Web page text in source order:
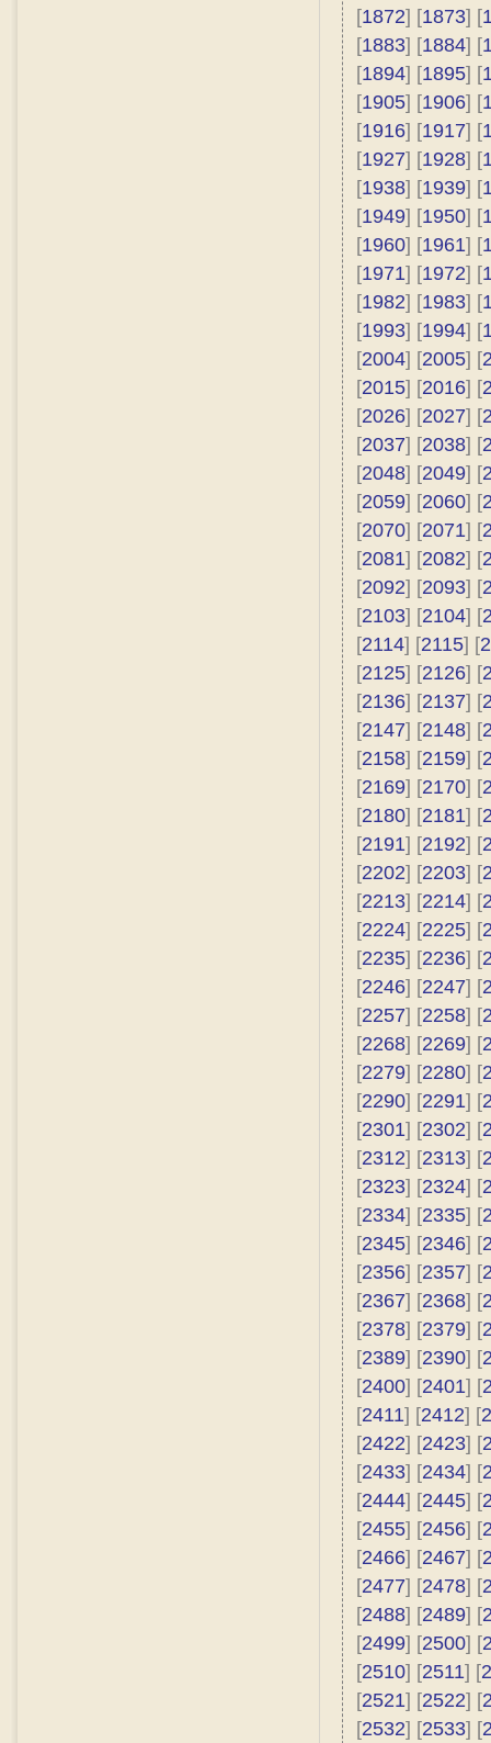
[1872] [1873] [
[1883] [1884] [
[1894] [1895] [
[1905] [1906] [
[1916] [1917] [
[1927] [1928] [
[1938] [1939] [
[1949] [1950] [
[1960] [1961] [
[1971] [1972] [
[1982] [1983] [
[1993] [1994] [
[2004] [2005] [
[2015] [2016] [
[2026] [2027] [
[2037] [2038] [
[2048] [2049] [
[2059] [2060] [
[2070] [2071] [
[2081] [2082] [
[2092] [2093] [
[2103] [2104] [
[2114] [2115] [
[2125] [2126] [
[2136] [2137] [
[2147] [2148] [
[2158] [2159] [
[2169] [2170] [
[2180] [2181] [
[2191] [2192] [
[2202] [2203] [
[2213] [2214] [
[2224] [2225] [
[2235] [2236] [
[2246] [2247] [
[2257] [2258] [
[2268] [2269] [
[2279] [2280] [
[2290] [2291] [
[2301] [2302] [
[2312] [2313] [
[2323] [2324] [
[2334] [2335] [
[2345] [2346] [
[2356] [2357] [
[2367] [2368] [
[2378] [2379] [
[2389] [2390] [
[2400] [2401] [
[2411] [2412] [
[2422] [2423] [
[2433] [2434] [
[2444] [2445] [
[2455] [2456] [
[2466] [2467] [
[2477] [2478] [
[2488] [2489] [
[2499] [2500] [
[2510] [2511] [
[2521] [2522] [
[2532] [2533] [